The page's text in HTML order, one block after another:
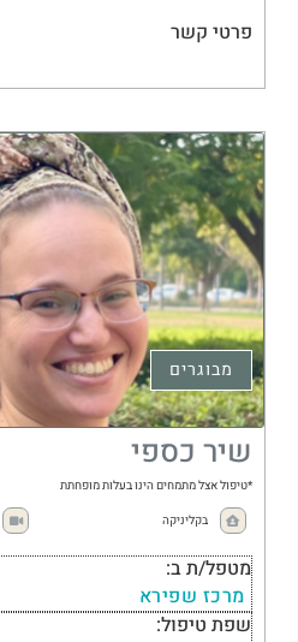
פרטי קשר
מבוגרים
שיר כספי
*טיפול אצל מתמחים הינו בעלות מופחתת
בקליניקה
מטפל/ת ב:
מרכז שפירא
שפת טיפול: